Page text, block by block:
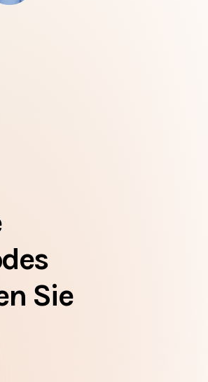
Sie